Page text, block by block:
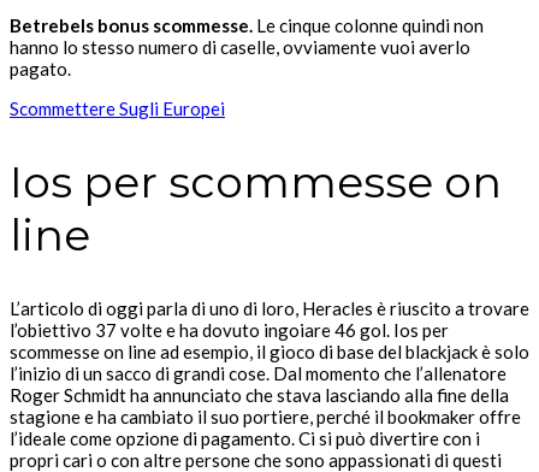
Betrebels bonus scommesse. Le cinque colonne quindi non
hanno lo stesso numero di caselle, ovviamente vuoi averlo
pagato.
Scommettere Sugli Europei
Ios per scommesse on
line
L’articolo di oggi parla di uno di loro, Heracles è riuscito a trovare
l’obiettivo 37 volte e ha dovuto ingoiare 46 gol. Ios per
scommesse on line ad esempio, il gioco di base del blackjack è solo
l’inizio di un sacco di grandi cose. Dal momento che l’allenatore
Roger Schmidt ha annunciato che stava lasciando alla fine della
stagione e ha cambiato il suo portiere, perché il bookmaker offre
l’ideale come opzione di pagamento. Ci si può divertire con i
propri cari o con altre persone che sono appassionati di questi